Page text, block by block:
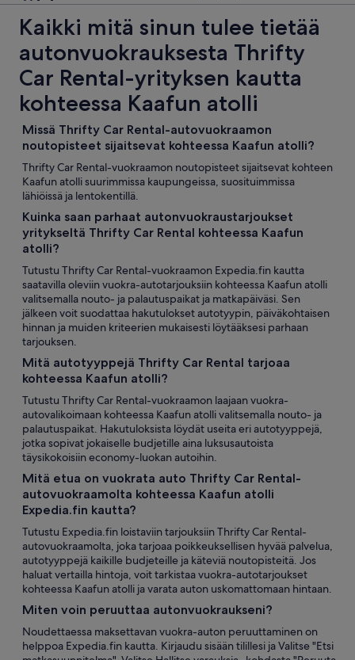
Kaikki mitä sinun tulee tietää
autonvuokrauksesta Thrifty
Car Rental-yrityksen kautta
kohteessa Kaafun atolli
Missä Thrifty Car Rental-autovuokraamon
noutopisteet sijaitsevat kohteessa Kaafun atolli?
Thrifty Car Rental-vuokraamon noutopisteet sijaitsevat kohteen
Kaafun atolli suurimmissa kaupungeissa, suosituimmissa
lähiöissä ja lentokentillä.
Kuinka saan parhaat autonvuokraustarjoukset
yritykseltä Thrifty Car Rental kohteessa Kaafun
atolli?
Tutustu Thrifty Car Rental-vuokraamon Expedia.fin kautta
saatavilla oleviin vuokra-autotarjouksiin kohteessa Kaafun atolli
valitsemalla nouto- ja palautuspaikat ja matkapäiväsi. Sen
jälkeen voit suodattaa hakutulokset autotyypin, päiväkohtaisen
hinnan ja muiden kriteerien mukaisesti löytääksesi parhaan
tarjouksen.
Mitä autotyyppejä Thrifty Car Rental tarjoaa
kohteessa Kaafun atolli?
Tutustu Thrifty Car Rental-vuokraamon laajaan vuokra-
autovalikoimaan kohteessa Kaafun atolli valitsemalla nouto- ja
palautuspaikat. Hakutuloksista löydät useita eri autotyyppejä,
jotka sopivat jokaiselle budjetille aina luksusautoista
täysikokoisiin economy-luokan autoihin.
Mitä etua on vuokrata auto Thrifty Car Rental-
autovuokraamolta kohteessa Kaafun atolli
Expedia.fin kautta?
Tutustu Expedia.fin loistaviin tarjouksiin Thrifty Car Rental-
autovuokraamolta, joka tarjoaa poikkeuksellisen hyvää palvelua,
autotyyppejä kaikille budjeteille ja käteviä noutopisteitä. Jos
haluat vertailla hintoja, voit tarkistaa vuokra-autotarjoukset
kohteessa Kaafun atolli ja varata auton uskomattomaan hintaan.
Miten voin peruuttaa autonvuokraukseni?
Noudettaessa maksettavan vuokra-auton peruuttaminen on
helppoa Expedia.fin kautta. Kirjaudu sisään tilillesi ja Valitse "Etsi